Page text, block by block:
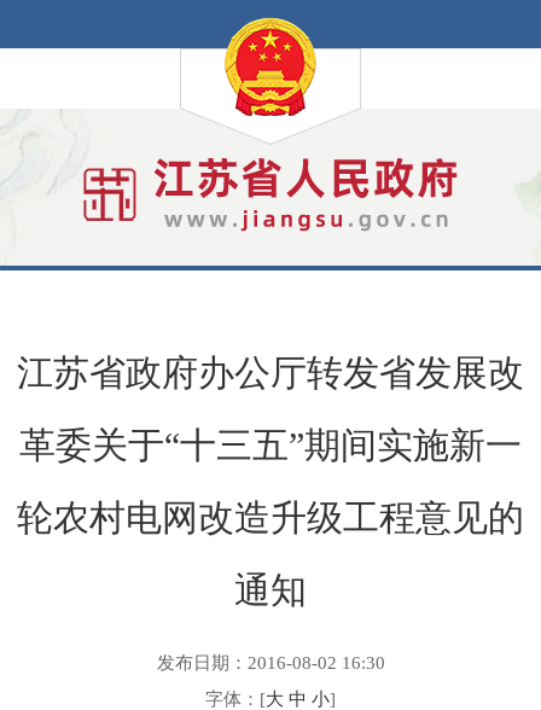
江苏省政府办公厅转发省发展改
革委关于“十三五”期间实施新一
轮农村电网改造升级工程意见的
通知
发布日期：2016-08-02 16:30
字体：[大 中 小]